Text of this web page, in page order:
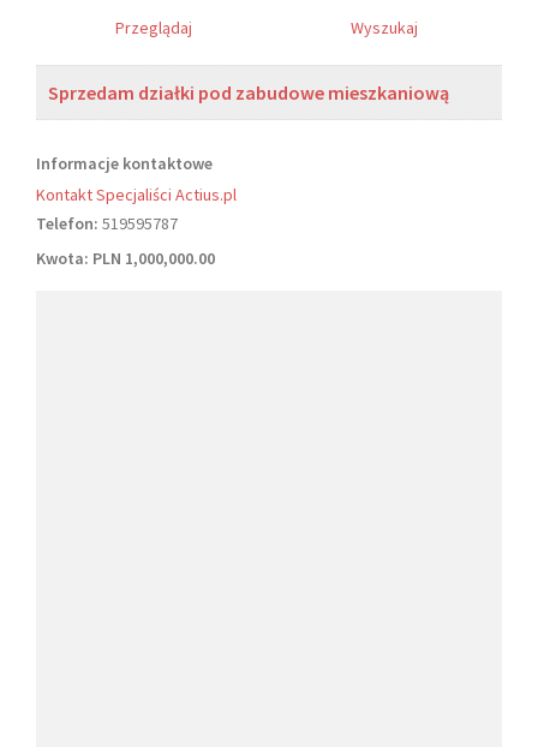
Przeglądaj
Wyszukaj
Sprzedam działki pod zabudowe mieszkaniową
Informacje kontaktowe
Kontakt Specjaliści Actius.pl
Telefon: 519595787
Kwota: PLN 1,000,000.00